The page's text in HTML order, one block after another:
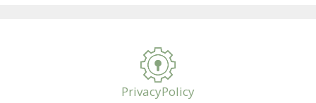
PrivacyPolicy